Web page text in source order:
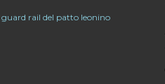
rail del patto leonino